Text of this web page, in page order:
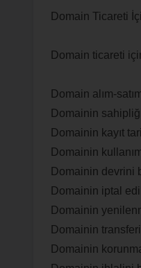
Domain Ticareti
Domain ticareti
Domain alım-
Domainin
Domainin kayıt
Domainin
Domainin devrini
Domainin iptal
Domainin
Domainin
Domainin